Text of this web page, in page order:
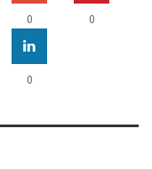
0 0
0